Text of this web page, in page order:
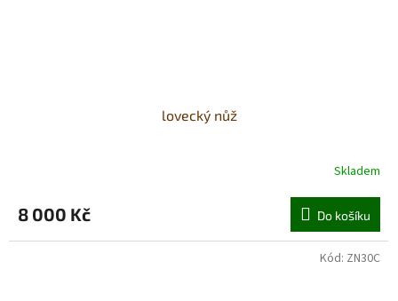
lovecký nůž
Skladem
8 000 Kč Do košíku
Kód: ZN30C